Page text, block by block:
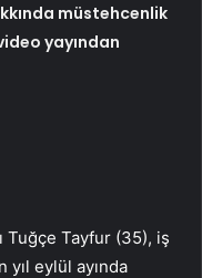
müstehcenlik
yayından
Tuğçe Tayfur (35), iş
yıl eylül ayında